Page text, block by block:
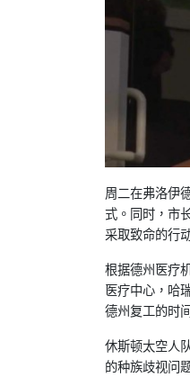
周二在弗洛伊
式。同时，市
采取致命的行
根据德州医疗
医疗中心，哈
德州复工的时
休斯顿太空人
的种族歧视问